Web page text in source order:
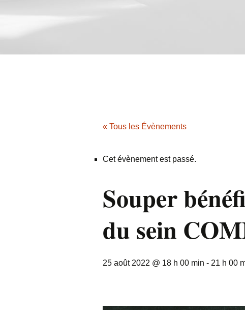
« Tous les Évènements
Cet évènement est passé.
Souper
du sein
25 août 2022 @ 18 h 00 min - 21 h 00